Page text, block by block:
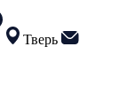
Тверь